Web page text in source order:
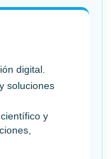
digital.
soluciones
y